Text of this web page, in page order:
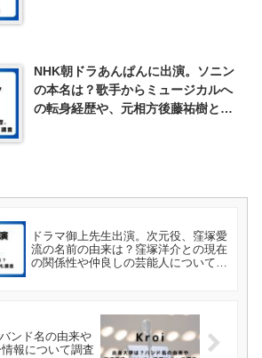
NHK朝ドラあんぱんに出演。ソニン
の本名は？歌手からミュージカルへ
の転身経歴や、元相方後藤祐樹との
ドラマ御上先生出演。次元役、窪塚愛
流の名前の由来は？窪塚洋介との現在
の関係性や仲良しの芸能人について調
ンド名の由来や
報について調査